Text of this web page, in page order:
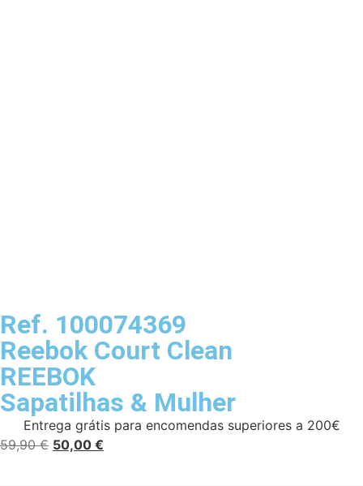
Ref. 100074369
Reebok Court Clean
REEBOK
Sapatilhas & Mulher
Entrega grátis para encomendas superiores a 200€
59,90€ 50,00 €